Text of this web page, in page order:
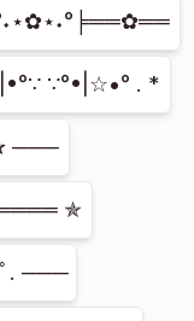
∵°•|☆•° . *
───
✯
. ───